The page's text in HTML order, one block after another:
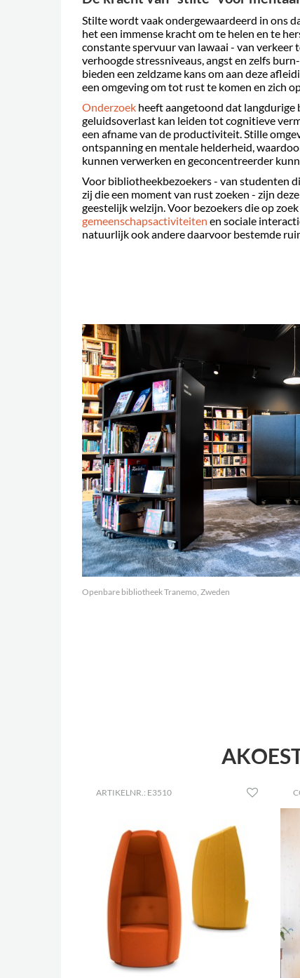
Stilte wordt vaak ondergewaardeerd in ons
het een immense kracht om te helen en te
constante spervuur van lawaai - van
verhoogde stressniveaus, angst en zelfs
bieden een zeldzame kans om aan deze
een omgeving om tot rust te komen en zich
Onderzoek heeft aangetoond dat langdurige
geluidsoverlast kan leiden tot cognitieve
een afname van de productiviteit. Stille
ontspanning en mentale helderheid,
kunnen verwerken en geconcentreerder
Voor bibliotheekbezoekers - van studenten
zij die een moment van rust zoeken - zijn
geestelijk welzijn. Voor bezoekers die op
gemeenschapsactiviteiten en sociale
natuurlijk ook andere daarvoor bestemde
Openbare bibliotheek Tranemo, Zweden
ARTIKELNR.: E3510